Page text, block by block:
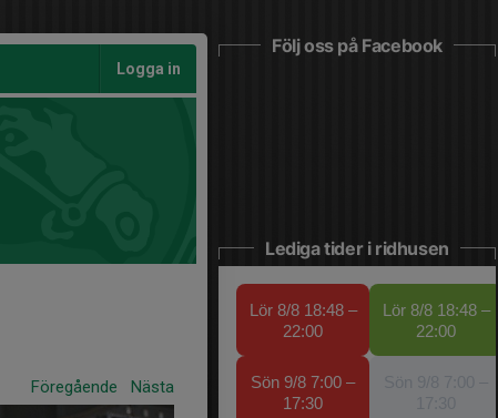
Logga in
Föregående Nästa
Följ oss på Facebook
Lediga tider i ridhusen